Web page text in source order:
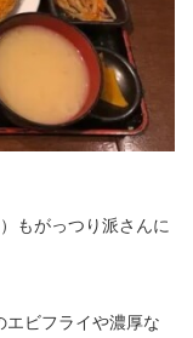
もがっつり派さんに
ビフライや濃厚な